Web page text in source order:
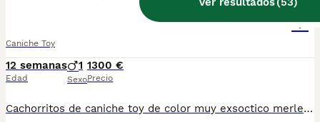
Caniche Toy
12 semanas
Edad
1
Sexo
1300 €
Precio
Cachorritos de caniche toy de color muy exsoctico merle se entrega vacunado desparasitado con microchip y contrato de compra venta y enfermedades viricas